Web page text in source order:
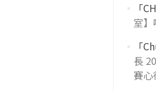
「
室
「
長
賽心